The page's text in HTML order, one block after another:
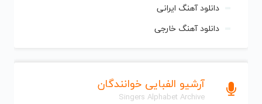
دانلود آهنگ ایرانی
دانلود آهنگ خارجی
آرشیو الفبایی خوانندگان
Singers Alphabet Archive